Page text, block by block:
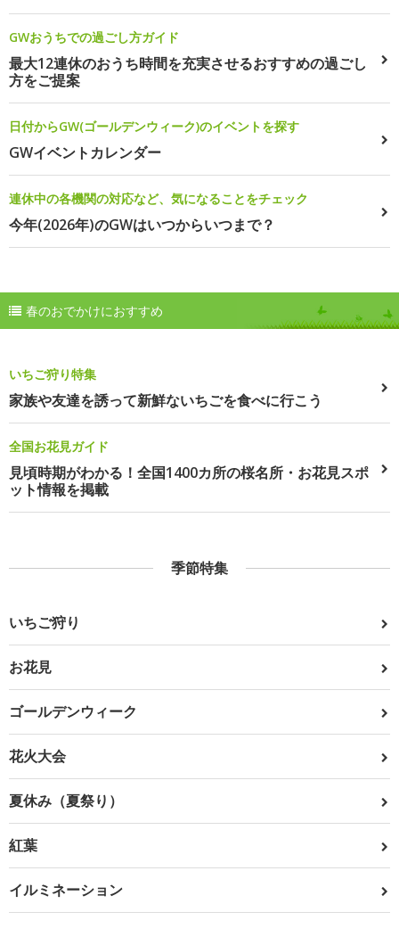
GWおうちでの過ごし方ガイド
最大12連休のおうち時間を充実させるおすすめの過ごし
方をご提案
日付からGW(ゴールデンウィーク)のイベントを探す
GWイベントカレンダー
連休中の各機関の対応など、気になることをチェック
今年(2026年)のGWはいつからいつまで？
春のおでかけにおすすめ
いちご狩り特集
家族や友達を誘って新鮮ないちごを食べに行こう
全国お花見ガイド
見頃時期がわかる！全国1400カ所の桜名所・お花見スポ
ット情報を掲載
季節特集
いちご狩り
お花見
ゴールデンウィーク
花火大会
夏休み（夏祭り）
紅葉
イルミネーション